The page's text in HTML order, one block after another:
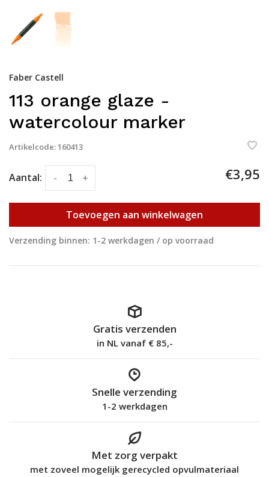
Faber Castell
113 orange glaze -
watercolour marker
Artikelcode:160413
Aantal: +
- €3,95
Toevoegen aan winkelwagen
Verzending binnen: 1-2 werkdagen / op voorraad
Gratis verzenden
in NL vanaf € 85,-
Snelle verzending
1-2 werkdagen
Met zorg verpakt
met zoveel mogelijk gerecycled opvulmateriaal